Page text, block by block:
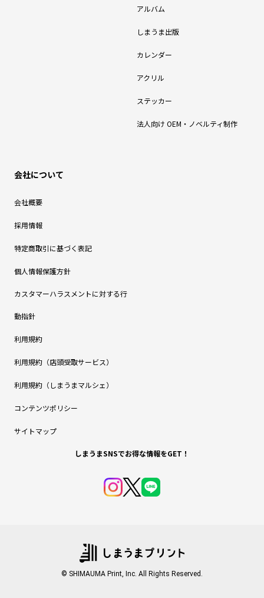
アルバム
しまうま出版
カレンダー
アクリル
ステッカー
法人向け OEM・ノベルティ制作
会社について
会社概要
採用情報
特定商取引に基づく表記
個人情報保護方針
カスタマーハラスメントに対する行
動指針
利用規約
利用規約（店頭受取サービス）
利用規約（しまうまマルシェ）
コンテンツポリシー
サイトマップ
しまうまSNSでお得な情報をGET！
© SHIMAUMA Print, Inc. All Rights Reserved.